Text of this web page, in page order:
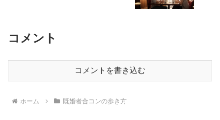
コメント
コメントを書き込む
ホーム 既婚者合コンの歩き方